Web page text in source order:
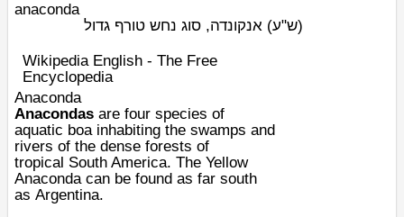
anaconda
(ש"ע) אנקונדה, סוג נחש טורף גדול
Wikipedia English - The Free
Encyclopedia
Anaconda
Anacondas are four species of
aquatic boainhabiting the swamps and
rivers of the dense forests of
tropical South America. The Yellow
Anaconda can be found as far south
as Argentina.